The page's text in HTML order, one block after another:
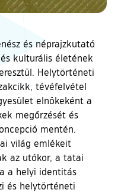
és néprajzkutató
kulturális életének
Helytörténeti
tévéfelvétel
elnökeként a
megőrzését és
mentén.
világ emlékeit
az utókor, a tatai
a helyi identitás
és helytörténeti